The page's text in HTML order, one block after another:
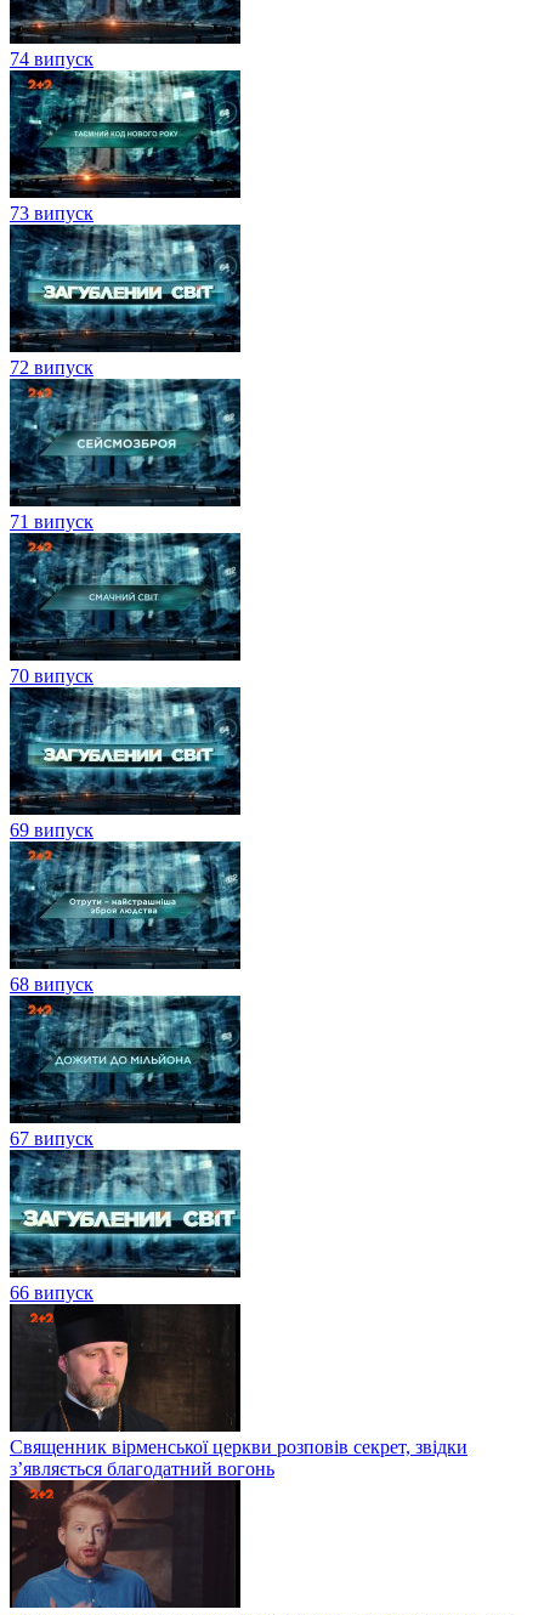
74 випуск
73 випуск
72 випуск
71 випуск
70 випуск
69 випуск
68 випуск
67 випуск
66 випуск
Священник вірменської церкви розповів секрет, звідки
з’являється благодатний вогонь